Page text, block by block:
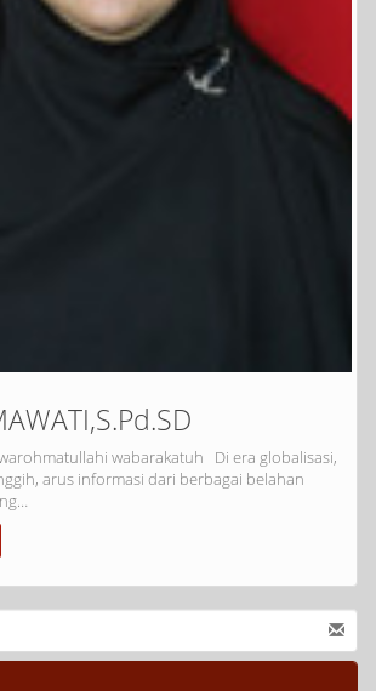
wabarakatuh Di era globalisasi,
arus informasi dari berbagai belahan